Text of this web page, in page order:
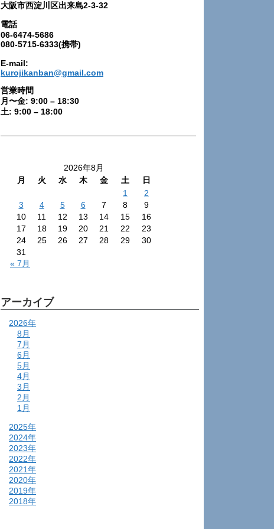
大阪市西淀川区出来島2-3-32
電話
06-6474-5686
080-5715-6333(携帯)
E-mail:
kurojikanban@gmail.com
営業時間
月〜金: 9:00 – 18:30
土: 9:00 – 18:00
2026年8月
月
火 水 木 金 土
日
1
2
3
4 5 6 7 8
9
10
11 12 13 14 15
16
17
18 19 20 21 22
23
24
25 26 27 28 29
30
31
« 7月
アーカイブ
2026年
8月
7月
6月
5月
4月
3月
2月
1月
2025年
2024年
2023年
2022年
2021年
2020年
2019年
2018年